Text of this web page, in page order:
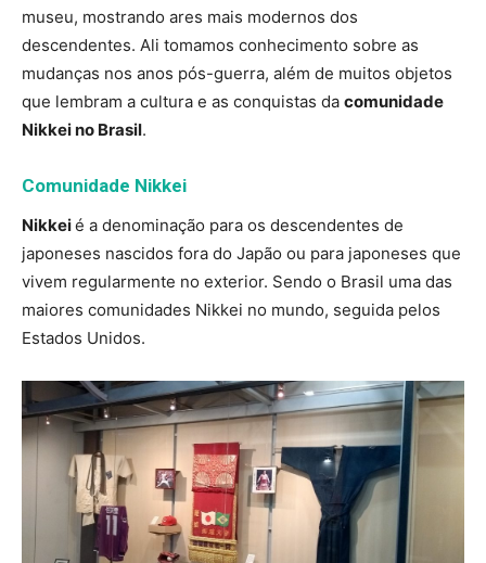
museu, mostrando ares mais modernos dos
descendentes. Ali tomamos conhecimento sobre as
mudanças nos anos pós-guerra, além de muitos objetos
que lembram a cultura e as conquistas da comunidade
Nikkei no Brasil.
Comunidade Nikkei
Nikkeié a denominação para os descendentes de
japoneses nascidos fora do Japão ou para japoneses que
vivem regularmente no exterior. Sendo o Brasil uma das
maiores comunidades Nikkei no mundo, seguida pelos
Estados Unidos.